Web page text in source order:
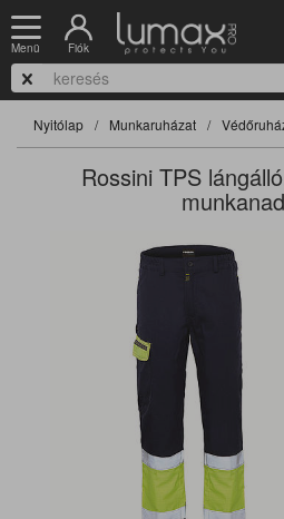
Menü Fiók
Nyitólap Munkaruházat
Rossini TPS